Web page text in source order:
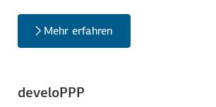
Mehr erfahren
develoPPP